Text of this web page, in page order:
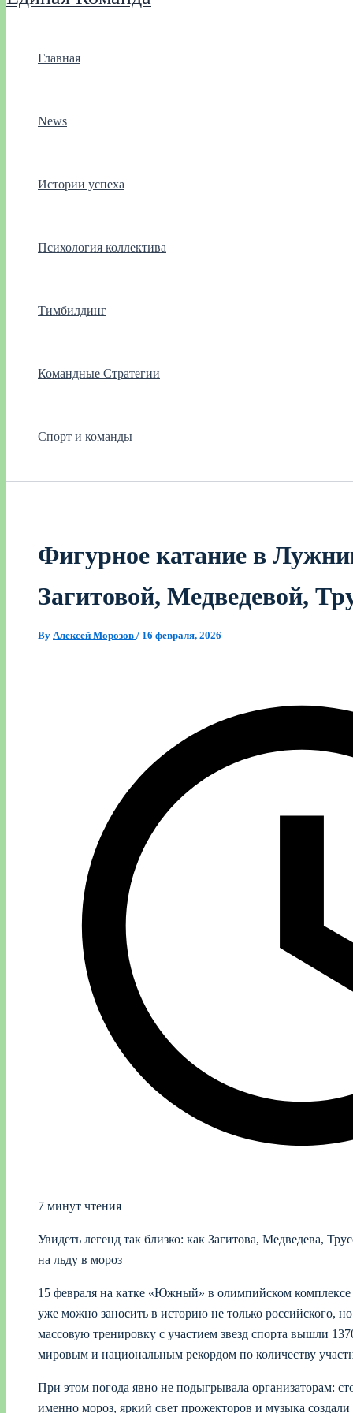
Главная
News
Истории успеха
Психология коллектива
Тимбилдинг
Командные Стратегии
Спорт и команды
Фигурное катание в
Загитовой, Медведевой,
By Алексей Морозов / 16 февраля, 2026
7 минут чтения
Увидеть легенд так близко: как Загитова, Медведева,
на льду в мороз
15 февраля на катке «Южный» в олимпийском
уже можно заносить в историю не только российского,
массовую тренировку с участием звезд спорта вышли
мировым и национальным рекордом по количеству
При этом погода явно не подыгрывала организаторам:
именно мороз, яркий свет прожекторов и музыка